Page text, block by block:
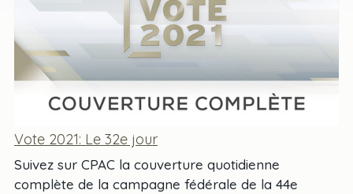
Vote 2021: Le 32e jour
Suivez sur CPAC la couverture quotidienne
complète de la campagne fédérale de la 44e